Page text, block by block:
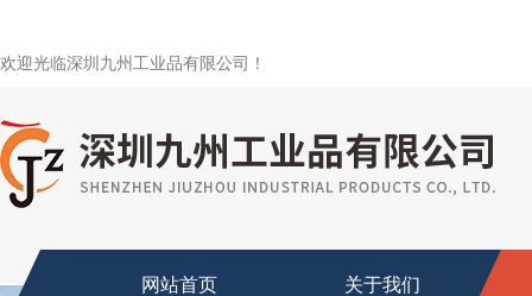
欢迎光临深圳九州工业品有限公司！
网站首页 关于我们